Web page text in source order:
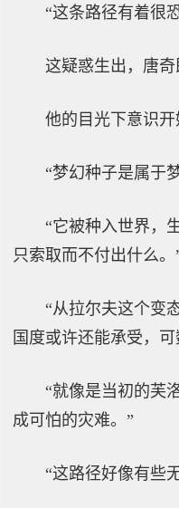
“这条路径有着很
这疑惑生出，唐奇
他的目光下意识开
“梦幻种子是属于
“它被种入世界，
只索取而不付出什么。
“从拉尔夫这个变
国度或许还能承受，
“就像是当初的芙
成可怕的灾难。”
“这路径好像有些